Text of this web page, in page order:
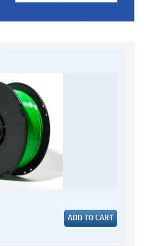
ADD TO CART